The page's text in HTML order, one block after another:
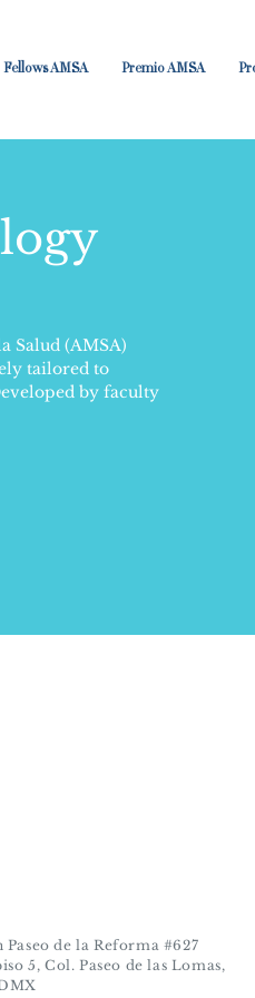
Fellows AMSA Premio AMSA
Salud (AMSA)
tailored to
by faculty
de la Reforma #627
5, Col. Paseo de las Lomas,